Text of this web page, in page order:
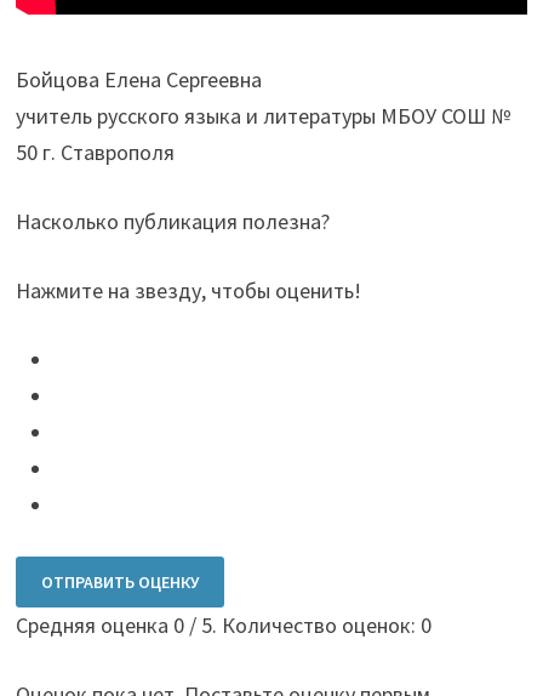
Бойцова Елена Сергеевна
учитель русского языка и литературы МБОУ СОШ №
50 г. Ставрополя
Насколько публикация полезна?
Нажмите на звезду, чтобы оценить!
ОТПРАВИТЬ ОЦЕНКУ
Средняя оценка 0/ 5. Количество оценок: 0